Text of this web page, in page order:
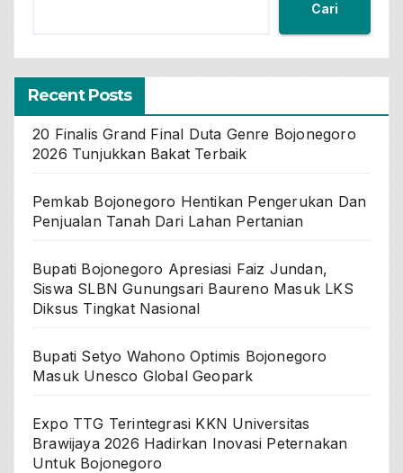
Cari
Recent Posts
20 Finalis Grand Final Duta Genre Bojonegoro
2026 Tunjukkan Bakat Terbaik
Pemkab Bojonegoro Hentikan Pengerukan Dan
Penjualan Tanah Dari Lahan Pertanian
Bupati Bojonegoro Apresiasi Faiz Jundan,
Siswa SLBN Gunungsari Baureno Masuk LKS
Diksus Tingkat Nasional
Bupati Setyo Wahono Optimis Bojonegoro
Masuk Unesco Global Geopark
Expo TTG Terintegrasi KKN Universitas
Brawijaya 2026 Hadirkan Inovasi Peternakan
Untuk Bojonegoro